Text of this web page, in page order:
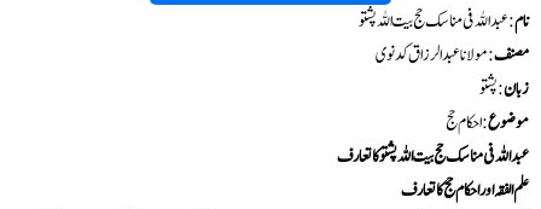
نام: عبداللہ فی مناسک حج بیت اللہ پشتو
مصنف: مولانا عبدالرزاق کدنوی
زبان: پشتو
موضوع: احکام حج
عبداللہ فی مناسک حج بیت اللہ پشتو کا تعارف
علم الفقہ اور احکام حج کا تعارف